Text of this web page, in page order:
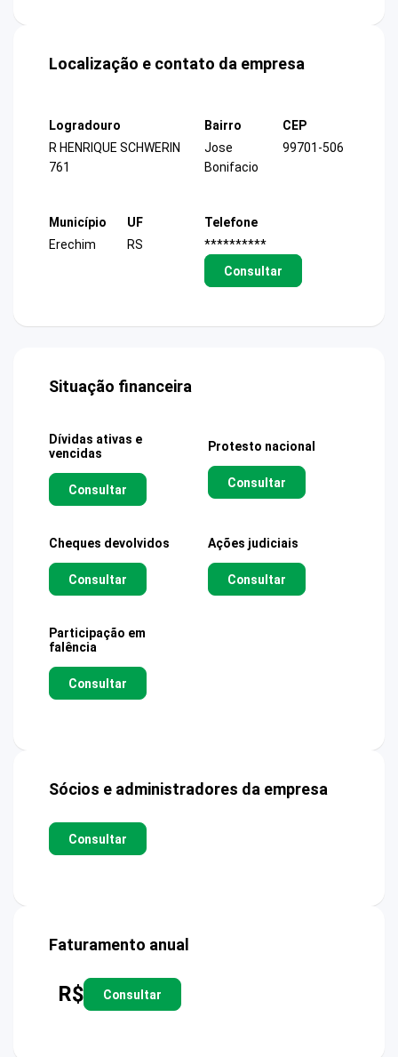
Localização e contato da empresa
Logradouro
R HENRIQUE SCHWERIN
761
Bairro
Jose
Bonifacio
CEP
99701-506
Município
Erechim
UF
RS
Telefone
**********
Consultar
Situação financeira
Dívidas ativas e
vencidas
Consultar
Protesto nacional
Consultar
Cheques devolvidos
Consultar
Ações judiciais
Consultar
Participação em
falência
Consultar
Sócios e administradores da empresa
Consultar
Faturamento anual
R$ Consultar